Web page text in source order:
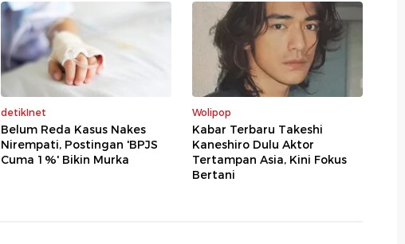
detikInet
Belum Reda Kasus Nakes
Nirempati, Postingan 'BPJS
Cuma 1%' Bikin Murka
Wolipop
Kabar Terbaru Takeshi
Kaneshiro Dulu Aktor
Tertampan Asia, Kini Fokus
Bertani